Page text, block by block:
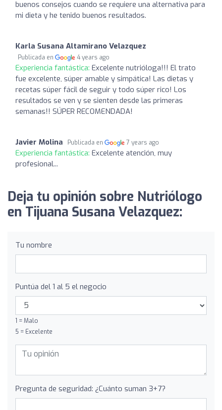
buenos consejos cuando se requiere una alternativa para
mi dieta y he tenido buenos resultados.
Karla Susana Altamirano Velazquez
Publicada en 4 years ago
Experiencia fantástica: Excelente nutrióloga!!! El trato
fue excelente, súper amable y simpática! Las dietas y
recetas súper fácil de seguir y todo súper rico! Los
resultados se ven y se sienten desde las primeras
semanas!! SÚPER RECOMENDADA!
Javier Molina Publicada en 7 years ago
Experiencia fantástica: Excelente atención, muy
profesional...
Deja tu opinión sobre Nutriólogo
en Tijuana Susana Velazquez:
Tu nombre
Puntúa del 1 al 5 el negocio
1 = Malo
5 = Excelente
Pregunta de seguridad: ¿Cuánto suman 3+7?